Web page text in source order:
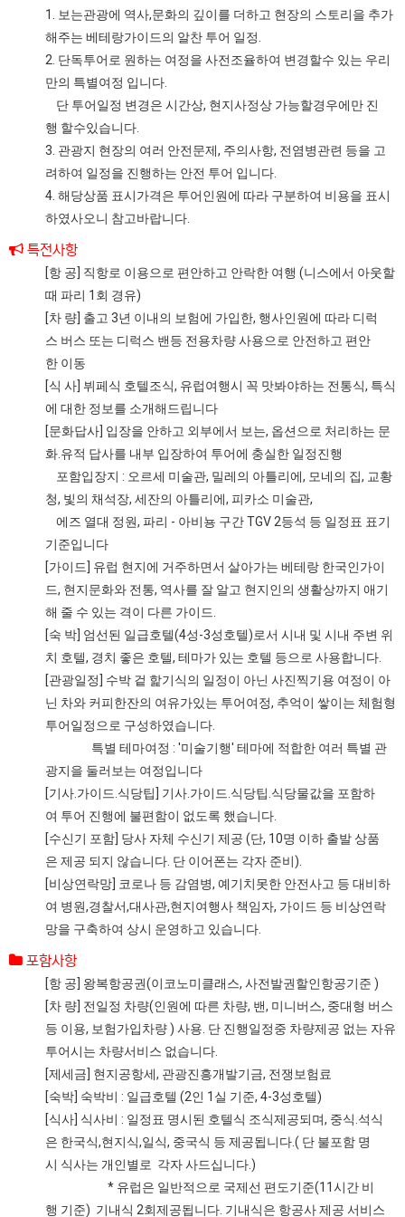
1. 보는관광에 역사,문화의 깊이를 더하고 현장의 스토리을 추가
해주는 베테랑가이드의 알찬 투어 일정.
2. 단독투어로 원하는 여정을 사전조율하여 변경할수 있는 우리
만의 특별여정 입니다.
단 투어일정 변경은 시간상, 현지사정상 가능할경우에만 진
행 할수있습니다.
3. 관광지 현장의 여러 안전문제, 주의사항, 전염병관련 등을 고
려하여 일정을 진행하는 안전 투어 입니다.
4. 해당상품 표시가격은 투어인원에 따라 구분하여 비용을 표시
하였사오니 참고바랍니다.
특전사항
[항 공] 직항로 이용으로 편안하고 안락한 여행 (니스에서 아웃할
때 파리 1회 경유)
[차 량] 출고 3년 이내의 보험에 가입한, 행사인원에 따라 디럭
스 버스 또는 디럭스 밴등 전용차량 사용으로 안전하고 편안
한 이동
[식 사] 뷔페식 호텔조식, 유럽여행시 꼭 맛봐야하는 전통식, 특식
에 대한 정보를 소개해드립니다
[문화답사] 입장을 안하고 외부에서 보는, 옵션으로 처리하는 문
화.유적 답사를 내부 입장하여 투어에 충실한 일정진행
포함입장지 : 오르세 미술관, 밀레의 아틀리에, 모네의 집, 교황
청, 빛의 채석장, 세잔의 아틀리에, 피카소 미술관,
에즈 열대 정원, 파리 - 아비뇽 구간 TGV 2등석 등 일정표 표기
기준입니다
[가이드] 유럽 현지에 거주하면서 살아가는 베테랑 한국인가이
드, 현지문화와 전통, 역사를 잘 알고 현지인의 생활상까지 애기
해 줄 수 있는 격이 다른 가이드.
[숙 박] 엄선된 일급호텔(4성-3성호텔)로서 시내 및 시내 주변 위
치 호텔, 경치 좋은 호텔, 테마가 있는 호텔 등으로 사용합니다.
[관광일정] 수박 겉 핥기식의 일정이 아닌 사진찍기용 여정이 아
닌 차와 커피한잔의 여유가있는 투어여정, 추억이 쌓이는 체험형
투어일정으로 구성하였습니다.
특별 테마여정 : '미술기행' 테마에 적합한 여러 특별 관
광지을 둘러보는 여정입니다
[기사.가이드.식당팁] 기사.가이드.식당팁.식당물값을 포함하
여 투어 진행에 불편함이 없도록 했습니다.
[수신기 포함] 당사 자체 수신기 제공 (단, 10명 이하 출발 상품
은 제공 되지 않습니다. 단 이어폰는 각자 준비).
[비상연락망] 코로나 등 감염병, 예기치못한 안전사고 등 대비하
여 병원,경찰서,대사관,현지여행사 책임자, 가이드 등 비상연락
망을 구축하여 상시 운영하고 있습니다.
포함사항
[항 공] 왕복항공권(이코노미클래스, 사전발권할인항공기준 )
[차 량] 전일정 차량(인원에 따른 차량, 밴, 미니버스, 중대형 버스
등 이용, 보험가입차량 ) 사용. 단 진행일정중 차량제공 없는 자유
투어시는 차량서비스 없습니다.
[제세금] 현지공항세, 관광진흥개발기금, 전쟁보험료
[숙박] 숙박비 : 일급호텔 (2인 1실 기준, 4-3성호텔)
[식사] 식사비 : 일정표 명시된 호텔식 조식제공되며, 중식.석식
은 한국식,현지식,일식, 중국식 등 제공됩니다.( 단 불포함 명
시 식사는 개인별로 각자 사드십니다.)
* 유럽은 일반적으로 국제선 편도기준(11시간 비
행 기준) 기내식 2회제공됩니다. 기내식은 항공사 제공 서비스